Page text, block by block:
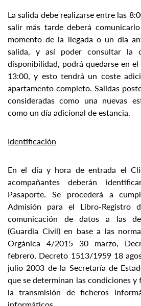
La salida debe realizarse entre las
salir más tarde deberá
momento de la llegada o un día
salida, y así poder consultar la
disponibilidad, podrá quedarse en
13:00, y esto tendrá un coste
apartamento completo. Salidas
consideradas como una nuevas
como un día adicional de estancia.
Identificación
En el día y hora de entrada el
acompañantes deberán
Pasaporte. Se procederá a
Admisión para el Libro-Registro
comunicación de datos a las
(Guardia Civil) en base a las
Orgánica 4/2015 30 marzo,
febrero, Decreto 1513/1959 18
julio 2003 de la Secretaría de
que se determinan las condiciones
la transmisión de ficheros